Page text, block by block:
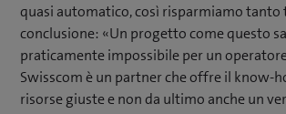
quasi automatico, così risparmiamo tanto
conclusione: «Un progetto come questo
praticamente impossibile per un
Swisscom è un partner che offre il know-
risorse giuste e non da ultimo anche un